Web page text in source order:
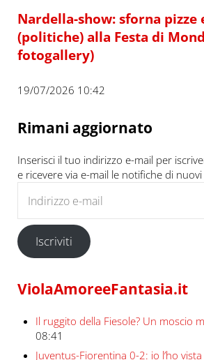
Nardella-show: sforna pizze
(politiche) alla Festa di
fotogallery)
19/07/2026 10:42
Rimani aggiornato
Inserisci il tuo indirizzo e-mail per
e ricevere via e-mail le notifiche di
Iscriviti
ViolaAmoreeFantasia.it
Il ruggito della Fiesole? Un moscio
08:41
Juventus-Fiorentina 0-2: io l’ho